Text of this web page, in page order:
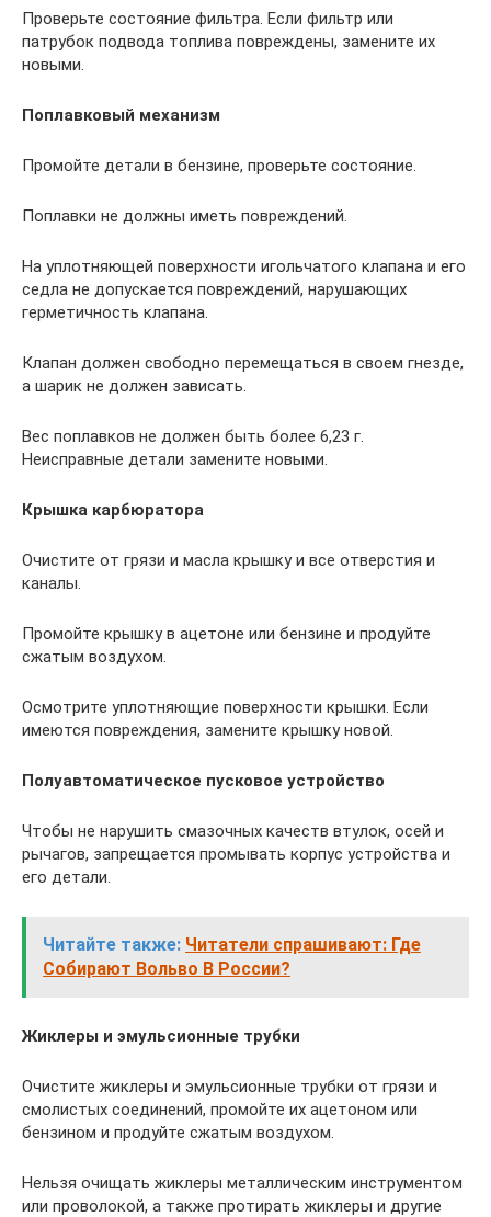
Проверьте состояние фильтра. Если фильтр или
патрубок подвода топлива повреждены, замените их
новыми.
Поплавковый механизм
Промойте детали в бензине, проверьте состояние.
Поплавки не должны иметь повреждений.
На уплотняющей поверхности игольчатого клапана и его
седла не допускается повреждений, нарушающих
герметичность клапана.
Клапан должен свободно перемещаться в своем гнезде,
а шарик не должен зависать.
Вес поплавков не должен быть более 6,23 г.
Неисправные детали замените новыми.
Крышка карбюратора
Очистите от грязи и масла крышку и все отверстия и
каналы.
Промойте крышку в ацетоне или бензине и продуйте
сжатым воздухом.
Осмотрите уплотняющие поверхности крышки. Если
имеются повреждения, замените крышку новой.
Полуавтоматическое пусковое устройство
Чтобы не нарушить смазочных качеств втулок, осей и
рычагов, запрещается промывать корпус устройства и
его детали.
Читайте также: Читатели спрашивают: Где
Собирают Вольво В России?
Жиклеры и эмульсионные трубки
Очистите жиклеры и эмульсионные трубки от грязи и
смолистых соединений, промойте их ацетоном или
бензином и продуйте сжатым воздухом.
Нельзя очищать жиклеры металлическим инструментом
или проволокой, а также протирать жиклеры и другие